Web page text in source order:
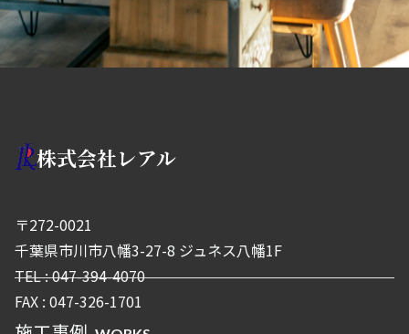
株式会社レアル
〒272-0021
千葉県市川市八幡3-27-8 ジュネス八幡1F
TEL : 047-394-4070
FAX : 047-326-1701